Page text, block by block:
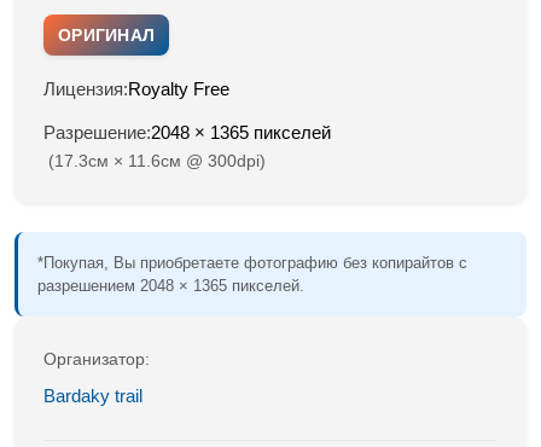
ОРИГИНАЛ
Лицензия:Royalty Free
Разрешение:2048 × 1365 пикселей
(17.3см × 11.6см @ 300dpi)
*Покупая, Вы приобретаете фотографию без копирайтов с
разрешением 2048 × 1365 пикселей.
Организатор:
Bardaky trail